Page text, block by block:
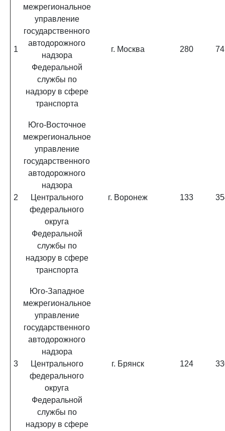
1
межрегиональное
управление
государственного
автодорожного
надзора
Федеральной
службы по
надзору в сфере
транспорта
г. Москва 280
2
Юго-Восточное
межрегиональное
управление
государственного
автодорожного
надзора
Центрального
федерального
округа
Федеральной
службы по
надзору в сфере
транспорта
г. Воронеж 133
3
Юго-Западное
межрегиональное
управление
государственного
автодорожного
надзора
Центрального
федерального
округа
Федеральной
службы по
надзору в сфере
г. Брянск 124